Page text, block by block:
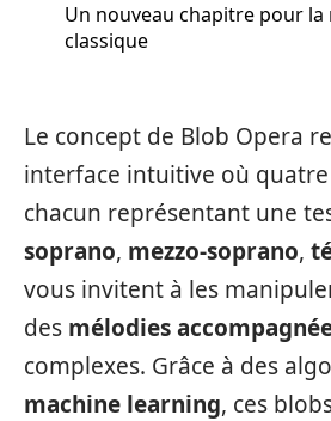
Un nouveau chapitre pour la
classique
Le concept de Blob Opera
interface intuitive où
chacun représentant une
soprano, mezzo-soprano,
vous invitent à les
des mélodies
complexes. Grâce à des
machine learning, ces